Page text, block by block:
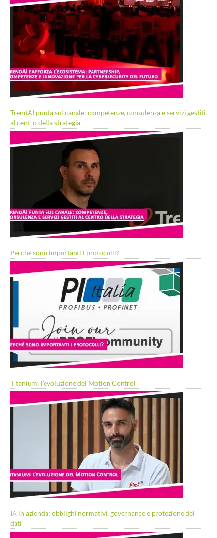
TrendAI punta sul canale: competenze, consulenza e servizi gestiti
al centro della strategia
Perché sono importanti i protocolli?
Titanium: l’evoluzione del Motion Control
IA in azienda: obblighi normativi, governance e protezione dei
dati